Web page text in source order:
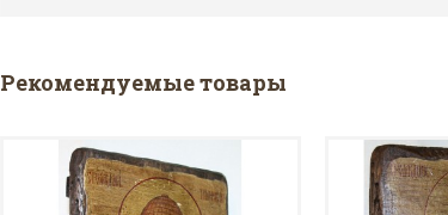
Рекомендуемые товары